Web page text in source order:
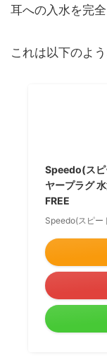
耳への入水を完
これは以下のよ
Speedo(スピ
ヤープラグ
FREE
Speedo(スピー